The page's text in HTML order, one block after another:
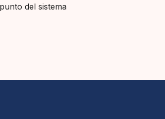
del sistema